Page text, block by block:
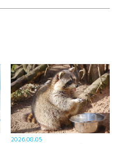
2026.08.05